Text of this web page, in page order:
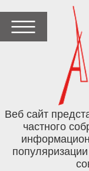
Веб сайт
частного